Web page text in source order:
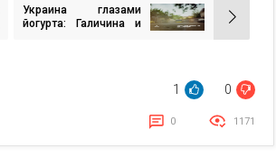
Украина глазами
йогурта: Галичина и
1 0
0 1171